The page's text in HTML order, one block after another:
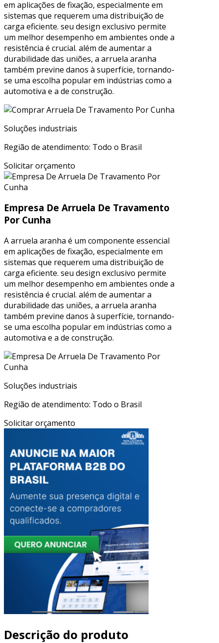
em aplicações de fixação, especialmente em
sistemas que requerem uma distribuição de
carga eficiente. seu design exclusivo permite
um melhor desempenho em ambientes onde a
resistência é crucial. além de aumentar a
durabilidade das uniões, a arruela aranha
também previne danos à superfície, tornando-
se uma escolha popular em indústrias como a
automotiva e a de construção.
Soluções industriais
Região de atendimento: Todo o Brasil
Solicitar orçamento
Empresa De Arruela De Travamento
Por Cunha
A arruela aranha é um componente essencial
em aplicações de fixação, especialmente em
sistemas que requerem uma distribuição de
carga eficiente. seu design exclusivo permite
um melhor desempenho em ambientes onde a
resistência é crucial. além de aumentar a
durabilidade das uniões, a arruela aranha
também previne danos à superfície, tornando-
se uma escolha popular em indústrias como a
automotiva e a de construção.
Soluções industriais
Região de atendimento: Todo o Brasil
Solicitar orçamento
Descrição do produto